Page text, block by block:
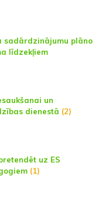
sadārdzinājumu plāno
līdzekļiem
un
dienestā (2)
uz ES
(1)